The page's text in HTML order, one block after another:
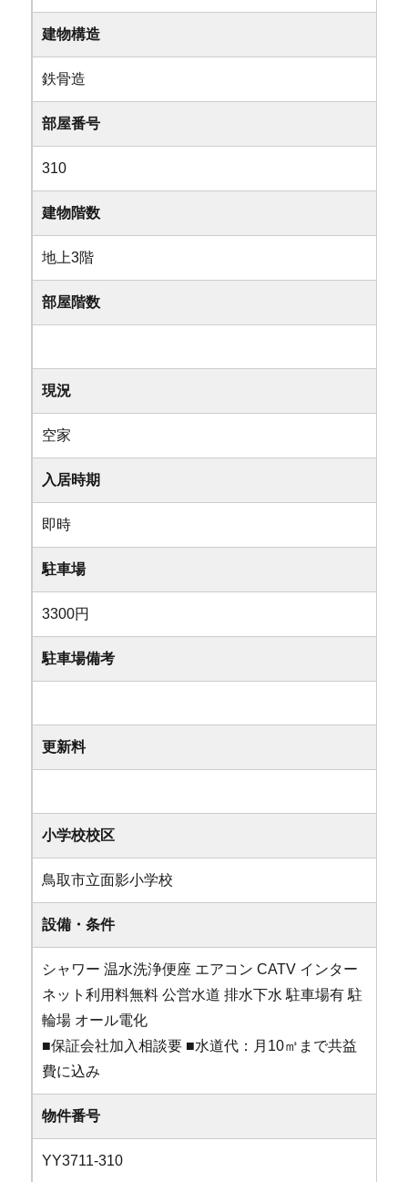
建物構造
鉄骨造
部屋番号
310
建物階数
地上3階
部屋階数
現況
空家
入居時期
即時
駐車場
3300円
駐車場備考
更新料
小学校校区
鳥取市立面影小学校
設備・条件
シャワー 温水洗浄便座 エアコン CATV インター
ネット利用料無料 公営水道 排水下水 駐車場有 駐
輪場 オール電化
■保証会社加入相談要 ■水道代：月10㎥まで共益
費に込み
物件番号
YY3711-310